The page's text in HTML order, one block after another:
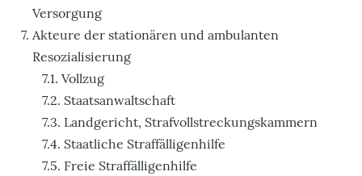
Versorgung
Akteure der stationären und ambulanten
Resozialisierung
7.1. Vollzug
7.2. Staatsanwaltschaft
7.3. Landgericht, Strafvollstreckungskammern
7.4. Staatliche Straffälligenhilfe
7.5. Freie Straffälligenhilfe